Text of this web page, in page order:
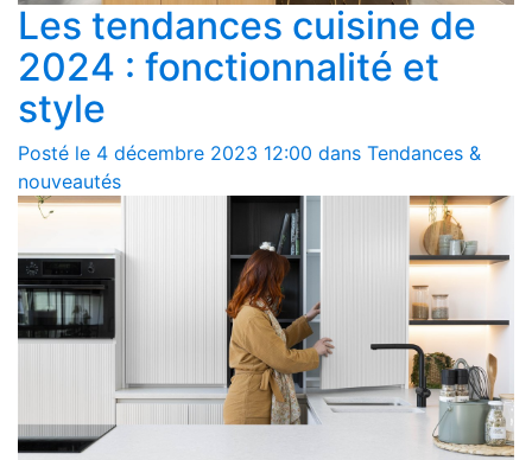
Les tendances cuisine de
2024 : fonctionnalité et
style
Posté le 4 décembre 2023 12:00 dans Tendances &
nouveautés